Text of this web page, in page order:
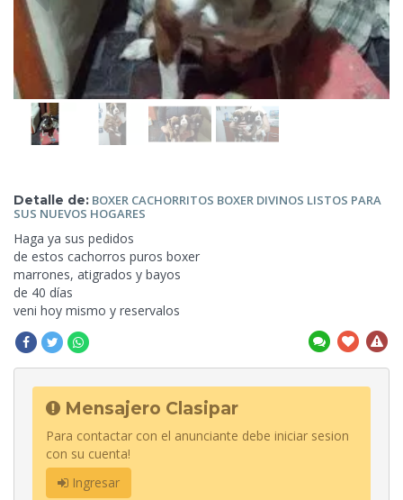
Detalle de: BOXER CACHORRITOS BOXER DIVINOS LISTOS PARA
SUS NUEVOS HOGARES
Haga ya sus pedidos
de estos cachorros puros boxer
marrones, atigrados y bayos
de 40 días
veni hoy mismo y reservalos
Mensajero Clasipar
Para contactar con el anunciante debe iniciar sesion
con su cuenta!
Ingresar